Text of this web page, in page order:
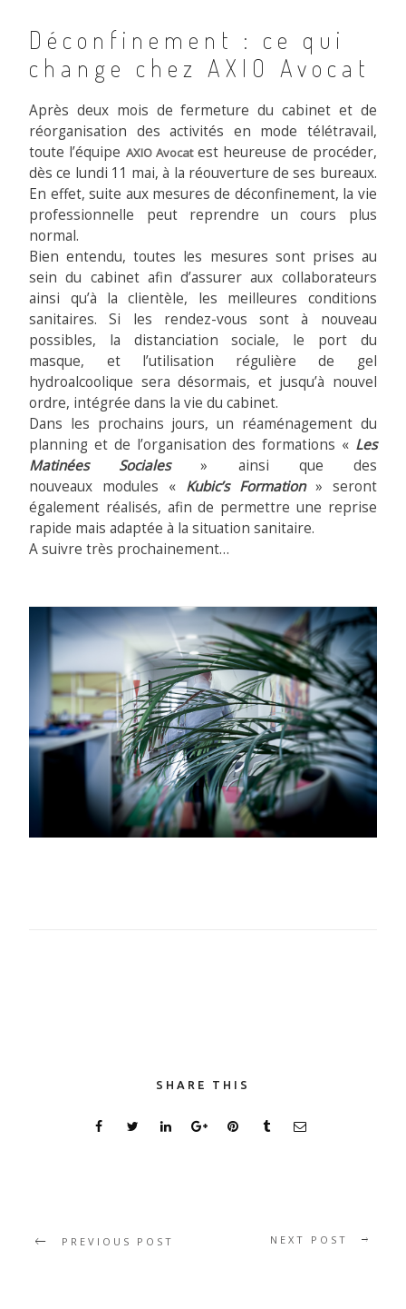
Déconfinement : ce qui
change chez AXIO Avocat
Après deux mois de fermeture du cabinet et de
réorganisation des activités en mode télétravail,
toute l’équipe AXIO Avocatest heureuse de procéder,
dès ce lundi 11 mai, à la réouverture de ses bureaux.
En effet, suite aux mesures de déconfinement, la vie
professionnelle peut reprendre un cours plus
normal.
Bien entendu, toutes les mesures sont prises au
sein du cabinet afin d’assurer aux collaborateurs
ainsi qu’à la clientèle, les meilleures conditions
sanitaires. Si les rendez-vous sont à nouveau
possibles, la distanciation sociale, le port du
masque, et l’utilisation régulière de gel
hydroalcoolique sera désormais, et jusqu’à nouvel
ordre, intégrée dans la vie du cabinet.
Dans les prochains jours, un réaménagement du
planning et de l’organisation des formations « Les
Matinées Sociales» ainsi que des
nouveaux modules « Kubic’s Formation» seront
également réalisés, afin de permettre une reprise
rapide mais adaptée à la situation sanitaire.
A suivre très prochainement…
SHARE THIS
PREVIOUS POST NEXT POST